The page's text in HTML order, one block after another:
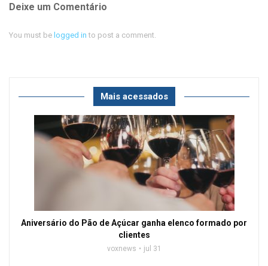
Deixe um Comentário
You must be logged in to post a comment.
Mais acessados
Aniversário do Pão de Açúcar ganha elenco formado por
clientes
voxnews jul 31